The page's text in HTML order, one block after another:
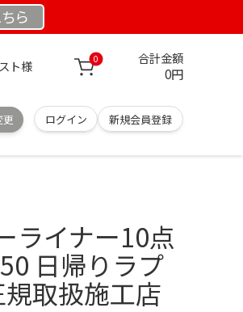
ら
ト様 0 合計金額
0円
更 ログイン 新規会員登録
ライナー10点
日帰りラプ
規取扱施工店